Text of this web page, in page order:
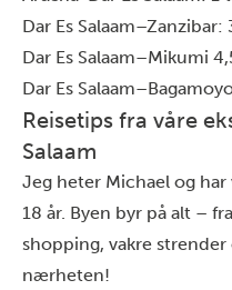
Dar Es
Dar Es Salaam–Mikumi
Dar Es
Reisetips fra våre
Salaam
Jeg heter Michael og har
18 år. Byen byr på alt –
shopping, vakre
nærheten!